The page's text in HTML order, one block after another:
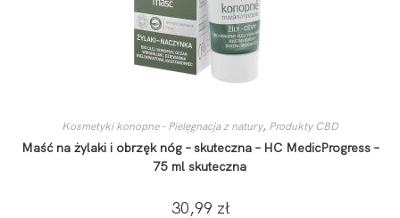
Kosmetyki konopne – Pielęgnacja z natury, Produkty CBD
Maść na żylaki i obrzęk nóg – skuteczna – HC MedicProgress –
75 ml skuteczna
30,99 zł